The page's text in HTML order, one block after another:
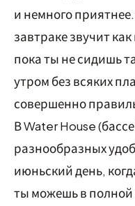
и немного
завтраке звучит
пока ты не сидишь
утром без всяких
совершенно
В Water House
разнообразных
июньский день,
ты можешь в полной